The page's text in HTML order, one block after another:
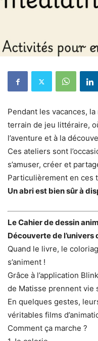
Pendant les vacances,
terrain de jeu littéraire,
l’aventure et à la
Ces ateliers sont
s’amuser, créer et
Particulièrement en ces
Un abri est bien sûr à
Le Cahier de dessin
Découverte de
Quand le livre, le
s’animent !
Grâce à l’application
de Matisse prennent vie
En quelques gestes,
véritables films
Comment ça marche ?